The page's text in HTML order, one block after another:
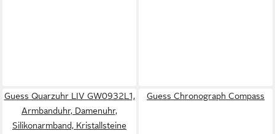
Guess Quarzuhr LIV GW0932L1,
Armbanduhr, Damenuhr,
Silikonarmband, Kristallsteine
Guess Chronograph Compass